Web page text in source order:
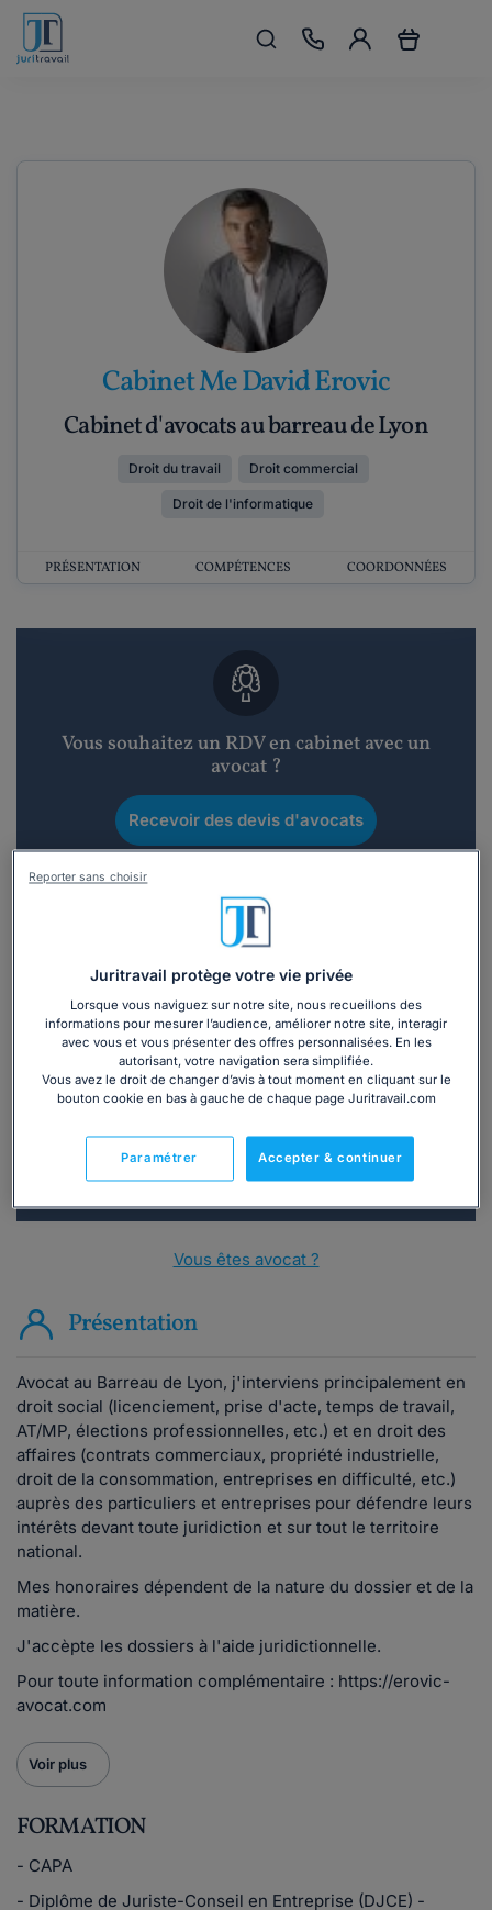
Cabinet Me David Erovic
Cabinet d'avocats au barreau de Lyon
Droit du travail Droit commercial
Droit de l'informatique
PRÉSENTATION COMPÉTENCES COORDONNÉES
Vous souhaitez un RDV en cabinet avec un
avocat ?
Recevoir des devis d'avocats
Vous souhaitez une consultation par
téléphone ?
Consulter immédiatement
ou appelez le01 75 75 42 33(8h à 21h du lundi au
vendredi)
Vous êtes avocat ?
Présentation
Avocat au Barreau de Lyon, j'interviens principalement en
droit social (licenciement, prise d'acte, temps de travail,
AT/MP, élections professionnelles, etc.) et en droit des
affaires (contrats commerciaux, propriété industrielle,
droit de la consommation, entreprises en difficulté, etc.)
auprès des particuliers et entreprises pour défendre leurs
intérêts devant toute juridiction et sur tout le territoire
national.
Mes honoraires dépendent de la nature du dossier et de la
matière.
J'accèpte les dossiers à l'aide juridictionnelle.
Pour toute information complémentaire : https://erovic-
avocat.com
Voir plus
FORMATION
- CAPA
- Diplôme de Juriste-Conseil en Entreprise (DJCE) -
Juritravail protège votre vie privée
Lorsque vous naviguez sur notre site, nous recueillons des
informations pour mesurer l’audience, améliorer notre site, interagir
avec vous et vous présenter des offres personnalisées. En les
autorisant, votre navigation sera simplifiée.
Vous avez le droit de changer d’avis à tout moment en cliquant sur le
bouton cookie en bas à gauche de chaque page Juritravail.com
Accepter & continuer
Paramétrer
Reporter sans choisir